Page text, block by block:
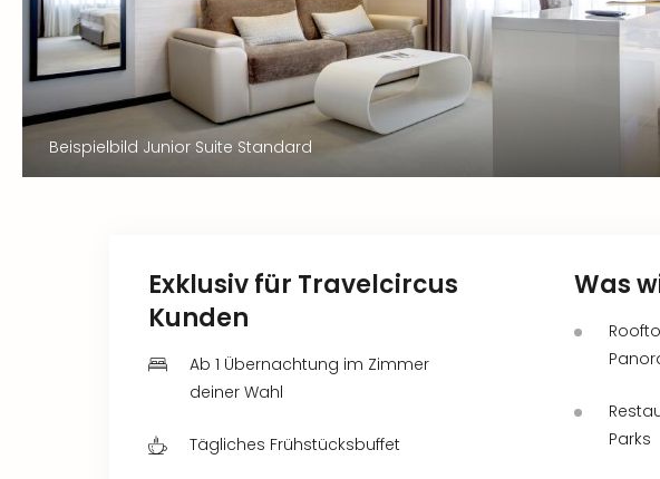
Beispielbild Junior Suite Standard
Exklusiv für Travelcircus
Kunden
Ab 1 Übernachtung im Zimmer
deiner Wahl
Tägliches Frühstücksbuffet
Was
Parks